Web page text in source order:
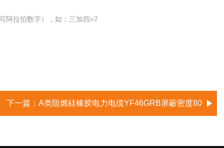
阿拉伯数字），如：三加四=7
下一篇： A类阻燃硅橡胶电力电缆YF46GRB屏蔽密度80